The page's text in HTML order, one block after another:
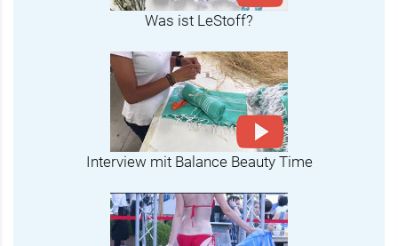
Was ist LeStoff?
Interview mit Balance Beauty Time